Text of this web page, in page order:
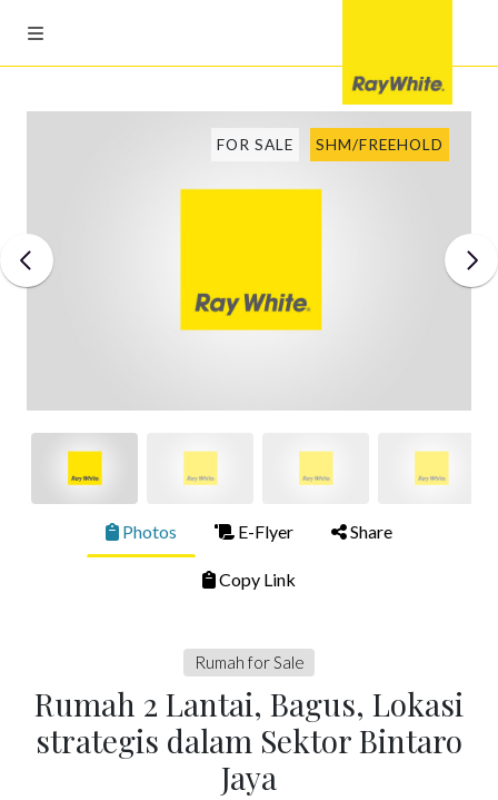
FOR SALE SHM/FREEHOLD
Photos E-Flyer Share
Copy Link
Rumah for Sale
Rumah 2 Lantai, Bagus, Lokasi
strategis dalam Sektor Bintaro
Jaya